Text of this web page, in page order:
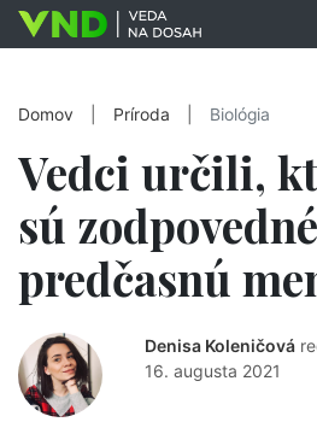
Domov Príroda Biológia
Vedci určili,
sú
predčasnú
Denisa Koleničová
16. augusta 2021